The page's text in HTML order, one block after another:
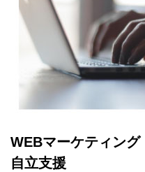
WEBマーケティング
自立支援